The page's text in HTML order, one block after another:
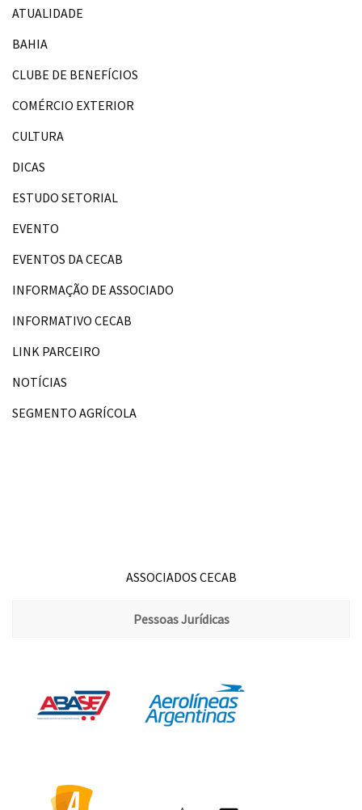
ATUALIDADE
BAHIA
CLUBE DE BENEFÍCIOS
COMÉRCIO EXTERIOR
CULTURA
DICAS
ESTUDO SETORIAL
EVENTO
EVENTOS DA CECAB
INFORMAÇÃO DE ASSOCIADO
INFORMATIVO CECAB
LINK PARCEIRO
NOTÍCIAS
SEGMENTO AGRÍCOLA
ASSOCIADOS CECAB
Pessoas Jurídicas